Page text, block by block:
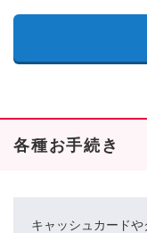
各種お手続き
キャッシュカード